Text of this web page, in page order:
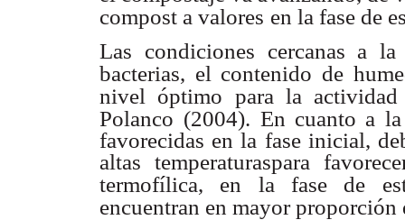
compost a valores en la fase de
Las condiciones cercanas a
bacterias, el contenido de
nivel óptimo para la actividad
Polanco (2004). En cuanto a la
favorecidas en la fase inicial,
altas temperaturaspara
termofílica, en la fase de
encuentran en mayor proporción